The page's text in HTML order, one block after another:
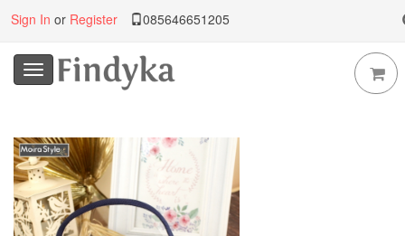
Sign In or Register 085646651205